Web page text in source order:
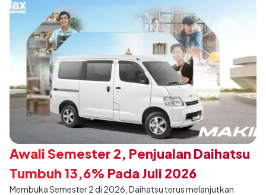
Awali Semester 2, Penjualan Daihatsu
Tumbuh 13,6% Pada Juli 2026
Membuka Semester 2 di 2026, Daihatsu terus melanjutkan